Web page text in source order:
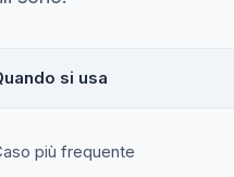
si usa
più frequente